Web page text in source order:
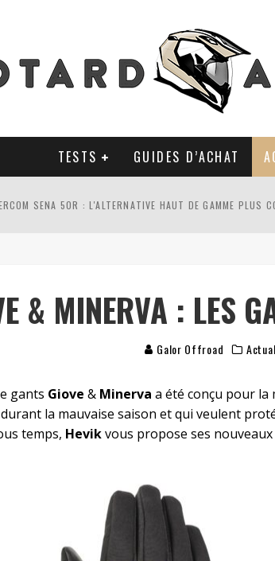
TESTS GUIDES D’ACHAT
SENA 50R : L'ALTERNATIVE HAUT DE GAMME PLUS
DU GEORIDE 3 APRÈS 18 MOIS D’UTILISATION : LE
& MINERVA : LES
Galor Offroad
gants Giove & Minerva a été conçu pour la
la mauvaise saison et qui veulent
temps, Hevikvous propose ses